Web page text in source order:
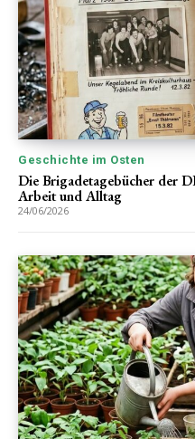
Geschichte im Osten
Die Brigadetagebücher der
Arbeit und Alltag
24/06/2026